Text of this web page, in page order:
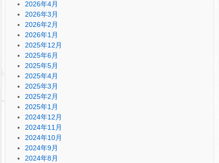
2026年4月
2026年3月
2026年2月
2026年1月
2025年12月
2025年6月
2025年5月
2025年4月
2025年3月
2025年2月
2025年1月
2024年12月
2024年11月
2024年10月
2024年9月
2024年8月